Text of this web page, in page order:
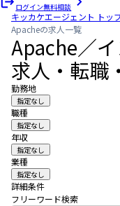
ログイン無料相談
キッカケエージェント トッ
Apacheの求人一覧
Apache／
求人・転職
勤務地
指定なし
職種
指定なし
年収
指定なし
業種
指定なし
詳細条件
フリーワード検索